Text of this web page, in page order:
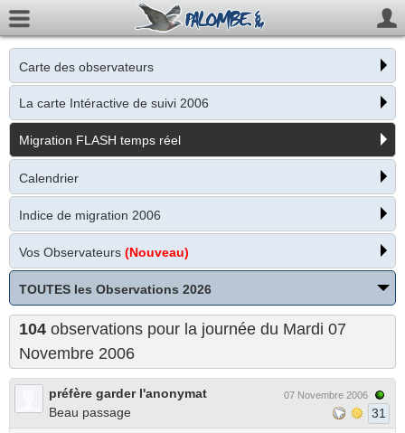
Carte des observateurs
La carte Intéractive de suivi 2006
Migration FLASH temps réel
Calendrier
Indice de migration 2006
Vos Observateurs (Nouveau)
TOUTES les Observations 2026
104 observations pour la journée du Mardi 07
Novembre 2006
préfère garder l'anonymat
Beau passage
07 Novembre 2006
31